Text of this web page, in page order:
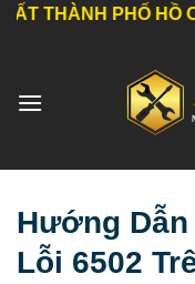
Bỏ
dung
PHỐ HỒ CHÍ MINH
Hướng
Lỗi 6502